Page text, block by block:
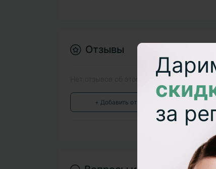
за
Отзывы
Нет отзывов об этом товаре.
+ Добавить отзыв